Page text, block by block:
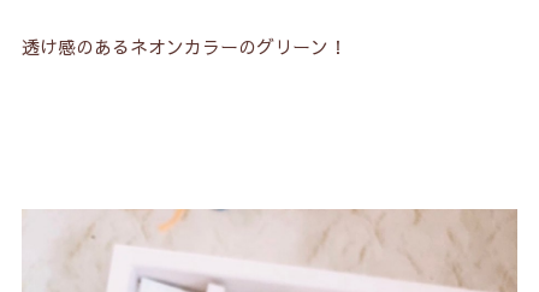
透け感のあるネオンカラーのグリーン！